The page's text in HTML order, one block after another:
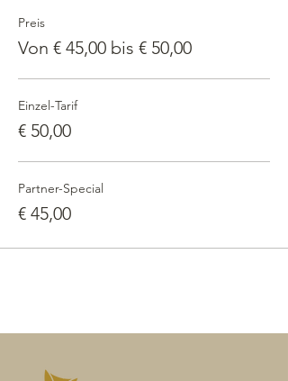
Preis
Von € 45,00 bis € 50,00
Einzel-Tarif
€ 50,00
Partner-Special
€ 45,00